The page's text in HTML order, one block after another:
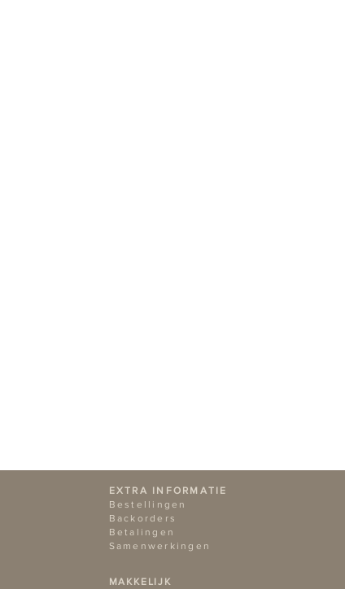
EXTRA INFORMATIE
Bestellingen
Backorders
Betalingen
Samenwerkingen
MAKKELIJK